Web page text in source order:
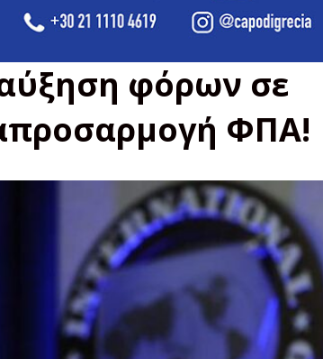
φόρων σε
ΦΠΑ!